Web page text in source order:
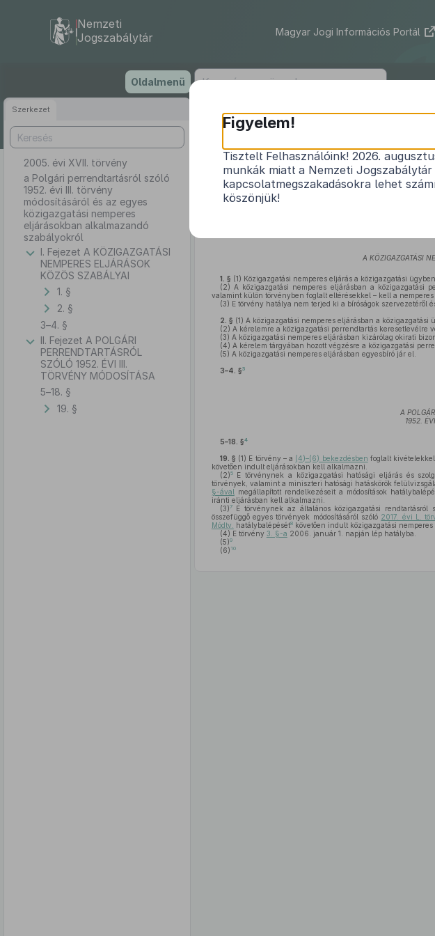
tartalomra
Nemzeti
Jogszabálytár
Magyar Jogi Információs Portál
Oldalmenü
Szerkezet
2005. évi XVII. törvény
a Polgári perrendtartásról szóló
1952. évi III. törvény
módosításáról és az egyes
közigazgatási nemperes
eljárásokban alkalmazandó
szabályokról
I. Fejezet A KÖZIGAZGATÁSI
NEMPERES ELJÁRÁSOK
KÖZÖS SZABÁLYAI
1. §
2. §
3–4. §
II. Fejezet A POLGÁRI
PERRENDTARTÁSRÓL
SZÓLÓ 1952. ÉVI III.
TÖRVÉNY MÓDOSÍTÁSA
5–18. §
19. §
2005.
a Polgári perrendtartásról szóló
közigazgatási nemperes
A KÖZIGAZGATÁSI
1. § (1) Közigazgatási nemperes eljárás a közigazgatási
(2) A közigazgatási nemperes eljárásban a közigazgatási
valamint külön törvényben foglalt eltérésekkel – kell a
(3) E törvény hatálya nem terjed ki a bíróságok szervezetéről
2. § (1) A közigazgatási nemperes eljárásban a közigazgatási
(2) A kérelemre a közigazgatási perrendtartás keresetlevélre
(3) A közigazgatási nemperes eljárásban kizárólag okirati
(4) A kérelem tárgyában hozott végzésre a közigazgatási
(5) A közigazgatási nemperes eljárásban egyesbíró jár el.
3–4. §3
A
1952.
5–18. §4
19. § (1) E törvény – a (4)–(6) bekezdésben foglalt
követően indult eljárásokban kell alkalmazni.
(2)5E törvénynek a közigazgatási hatósági eljárás és
törvények, valamint a miniszteri hatósági hatáskörök
§-ával megállapított rendelkezéseit a módosítások
iránti eljárásban kell alkalmazni.
(3)7E törvénynek az általános közigazgatási rendtartásról
összefüggő egyes törvények módosításáról szóló 2017. évi L.
Módtv.
hatálybalépését8követően indult közigazgatási
(4) E törvény 3. §-a 2006. január 1. napján lép hatályba.
(5)9
(6) 10
Figyelem!
Tisztelt Felhasználóink! 2026.
munkák miatt a Nemzeti
kapcsolatmegszakadásokra lehet
köszönjük!